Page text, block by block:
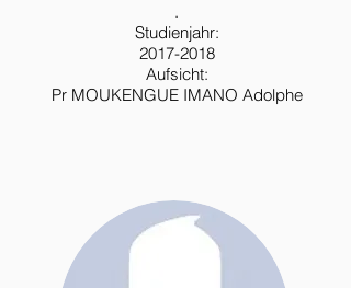
.
Studienjahr:
2017-2018
Aufsicht:
Pr MOUKENGUE IMANO Adolphe